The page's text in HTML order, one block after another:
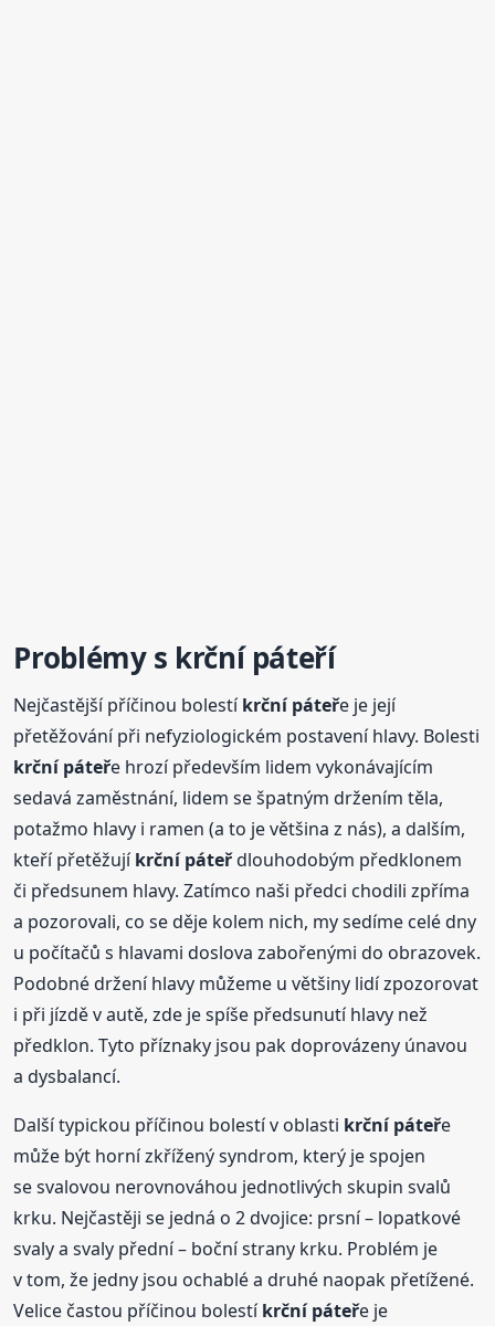
Problémy s krční páteří
Nejčastější příčinou bolestíkrční páteře je její
přetěžování při nefyziologickém postavení hlavy. Bolesti
krční páteře hrozí především lidem vykonávajícím
sedavá zaměstnání, lidem se špatným držením těla,
potažmo hlavy i ramen (a to je většina z nás), a dalším,
kteří přetěžujíkrční páteřdlouhodobým předklonem
či předsunem hlavy. Zatímco naši předci chodili zpříma
a pozorovali, co se děje kolem nich, my sedíme celé dny
u počítačů s hlavami doslova zabořenými do obrazovek.
Podobné držení hlavy můžeme u většiny lidí zpozorovat
i při jízdě v autě, zde je spíše předsunutí hlavy než
předklon. Tyto příznaky jsou pak doprovázeny únavou
a dysbalancí.
Další typickou příčinou bolestí v oblasti krční páteře
může být horní zkřížený syndrom, který je spojen
se svalovou nerovnováhou jednotlivých skupin svalů
krku. Nejčastěji se jedná o 2 dvojice: prsní – lopatkové
svaly a svaly přední – boční strany krku. Problém je
v tom, že jedny jsou ochablé a druhé naopak přetížené.
Velice častou příčinou bolestíkrční páteře je